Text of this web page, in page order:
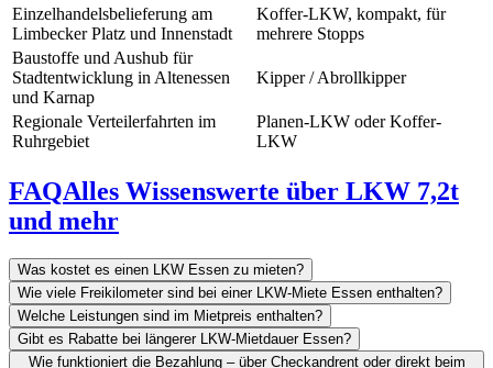
Einzelhandelsbelieferung am
Limbecker Platz und Innenstadt
Koffer-LKW, kompakt, für
mehrere Stopps
Baustoffe und Aushub für
Stadtentwicklung in Altenessen
und Karnap
Kipper / Abrollkipper
Regionale Verteilerfahrten im
Ruhrgebiet
Planen-LKW oder Koffer-
LKW
FAQAlles Wissenswerte über LKW 7,2t
und mehr
Was kostet es einen LKW Essen zu mieten?
Wie viele Freikilometer sind bei einer LKW-Miete Essen enthalten?
Welche Leistungen sind im Mietpreis enthalten?
Gibt es Rabatte bei längerer LKW-Mietdauer Essen?
Wie funktioniert die Bezahlung – über Checkandrent oder direkt beim